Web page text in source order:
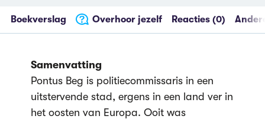
Boekverslag Overhoor jezelf Reacties (0)
Samenvatting
Pontus Beg is politiecommissaris in een
uitstervende stad, ergens in een land ver in
het oosten van Europa. Ooit was